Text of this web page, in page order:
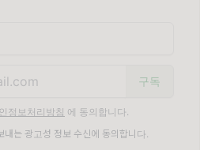
정보처리방침 에 동의합니다.
는 광고성 정보 수신에 동의합니다.